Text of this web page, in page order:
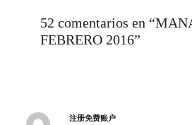
52 comentarios en
FEBRERO 2016”
注册免费账户